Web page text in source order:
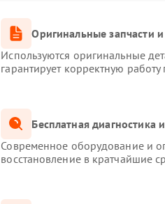
Оригинальные запчасти
Используются оригинальные
гарантирует корректную
Бесплатная диагностика
Современное оборудование и
восстановление в кратчайшие